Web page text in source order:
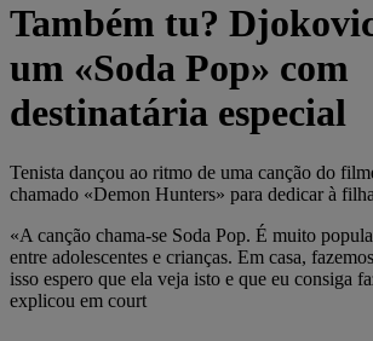
Também tu?
um «Soda Pop» com
destinatária especial
Tenista dançou ao ritmo de uma canção do
chamado «Demon Hunters» para dedicar à
«A canção chama-se Soda Pop. É muito
entre adolescentes e crianças. Em casa,
isso espero que ela veja isto e que eu consiga
explicou em court